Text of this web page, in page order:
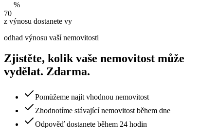
70
%
z výnosu dostanete vy
odhad výnosu vaší nemovitosti
Zjistěte, kolik vaše nemovitost může
vydělat. Zdarma.
Pomůžeme najít vhodnou nemovitost
Zhodnotíme stávající nemovitost během dne
Odpověď dostanete během 24 hodin